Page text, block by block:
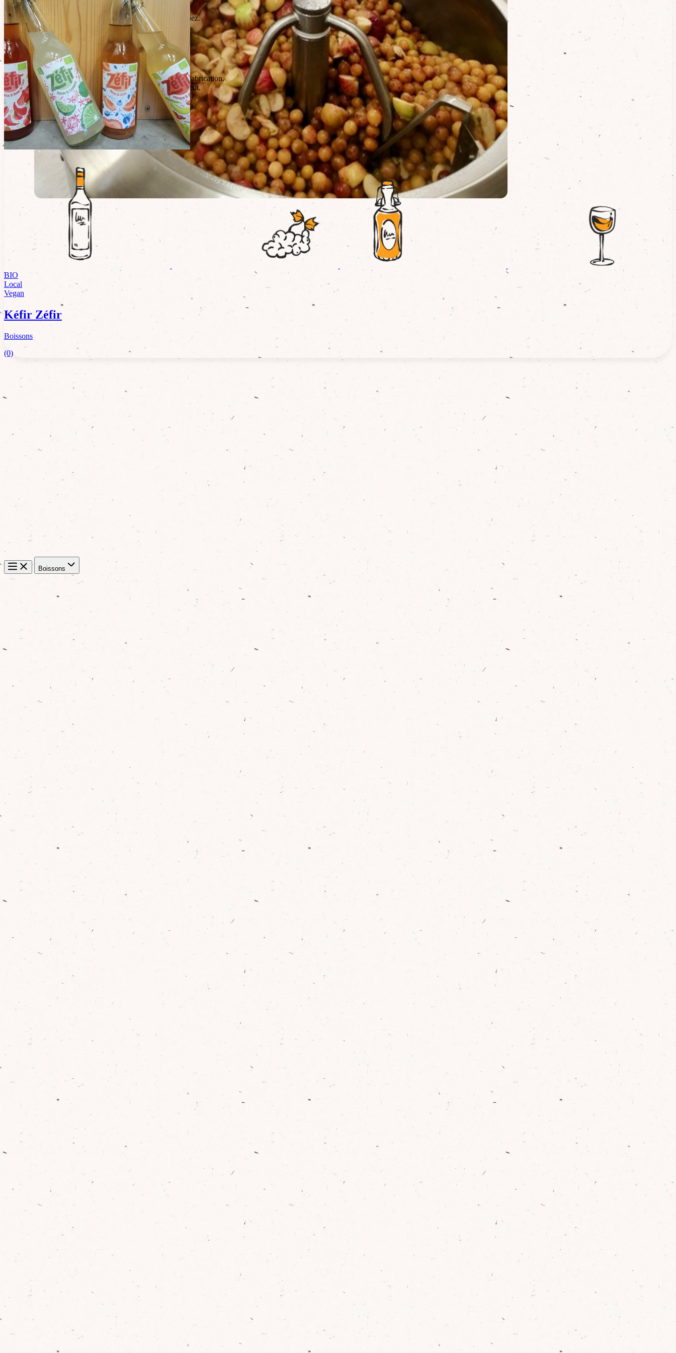
Le bon goût de la cerise du verger comme si vous la croquiez.
Aussi bon à l’eau, en kir, que dans un yaourt ou un gâteau.
A diluer dans 7-8 fois son volume.
Conseils de conservation
Se conserve 3 ans à température ambiante à compter de la fabrication.
Après ouverture, conserver au frais et consommer rapidement.
BIO
Local
Vegan
Kéfir Zéfir
Boissons
(0)
Boissons